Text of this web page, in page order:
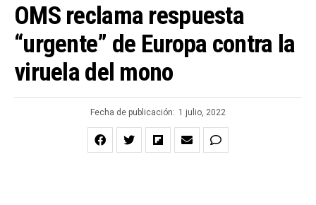
OMS reclama respuesta
“urgente” de Europa contra la
viruela del mono
Fecha de publicación: 1 julio, 2022